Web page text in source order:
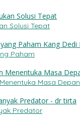
Solusi Tepat
Paham
Masa Depan
Predator